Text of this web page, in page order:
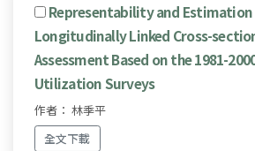
Representability and
Longitudinally Linked Cross-
Assessment Based on the 1981-
Utilization Surveys
作者： 林季平
全文下載